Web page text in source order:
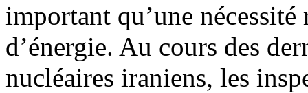
important qu’une
d’énergie. Au cours des
nucléaires iraniens, les